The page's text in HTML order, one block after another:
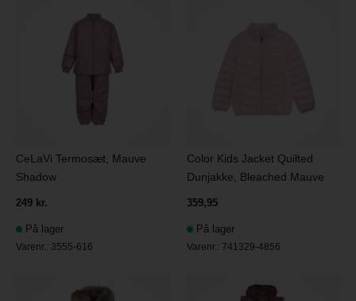
CeLaVi Termosæt, Mauve
Shadow
249 kr.
På lager
Varenr.: 3555-616
Color Kids Jacket Quilted
Dunjakke, Bleached Mauve
359,95
På lager
Varenr.: 741329-4856